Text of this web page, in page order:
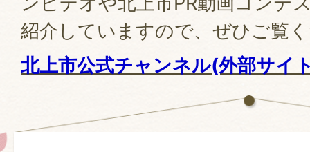
紹介していますので、ぜひご覧
北上市公式チャンネル(外部サイ